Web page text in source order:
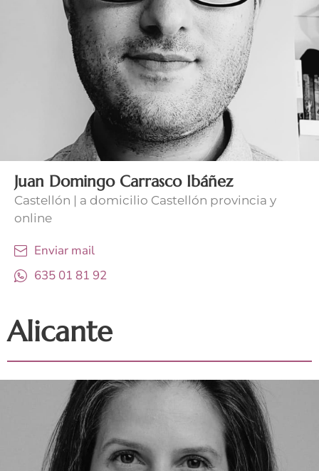
Juan Domingo Carrasco Ibáñez
Castellón | a domicilio Castellón provincia y
online
Enviar mail
635 01 81 92
Alicante